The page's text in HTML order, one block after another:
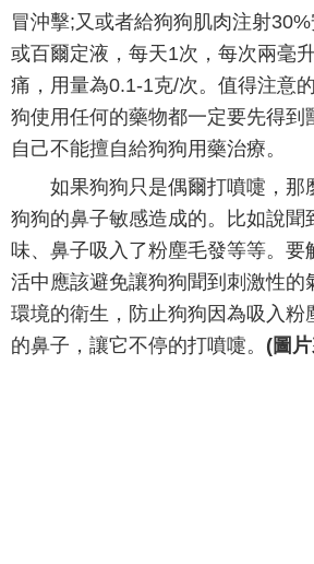
冒沖擊;又或者給狗狗肌肉注射
或百爾定液，每天1次，每次兩毫
痛，用量為0.1-1克/次。值得注意
狗使用任何的藥物都一定要先得到
自己不能擅自給狗狗用藥治療。
如果狗狗只是偶爾打噴嚏，那
狗狗的鼻子敏感造成的。比如說聞
味、鼻子吸入了粉塵毛發等等。要
活中應該避免讓狗狗聞到刺激性的
環境的衛生，防止狗狗因為吸入粉
的鼻子，讓它不停的打噴嚏。 (圖